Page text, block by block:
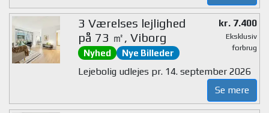
3 Værelses lejlighed
på 73 ㎡, Viborg
Nyhed Nye Billeder
kr. 7.400
Eksklusiv
forbrug
Lejebolig udlejes pr. 14. september 2026
Se mere